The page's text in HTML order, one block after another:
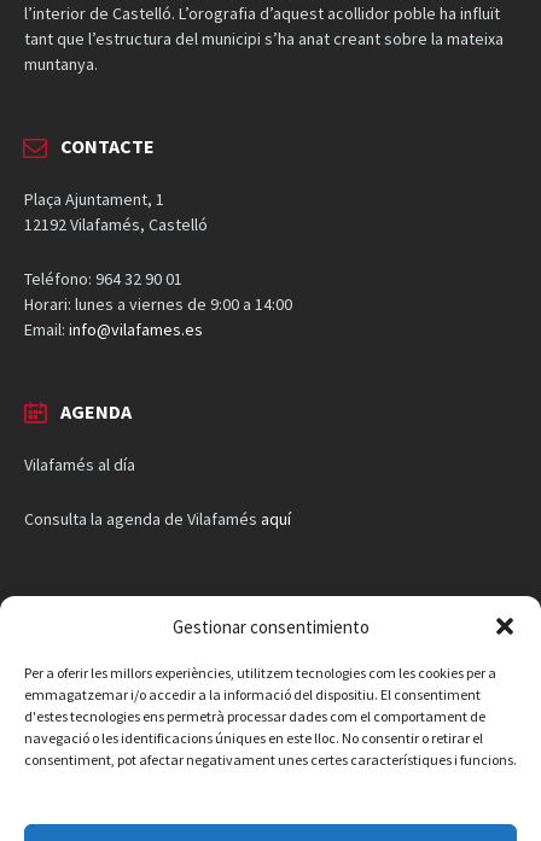
Gestionar consentimiento
Per a oferir les millors experiències, utilitzem tecnologies com les cookies per a
emmagatzemar i/o accedir a la informació del dispositiu. El consentiment
d'estes tecnologies ens permetrà processar dades com el comportament de
navegació o les identificacions úniques en este lloc. No consentir o retirar el
consentiment, pot afectar negativament unes certes característiques i funcions.
l’interior de Castelló. L’orografia d’aquest acollidor poble ha influït
tant que l’estructura del municipi s’ha anat creant sobre la mateixa
muntanya.
CONTACTE
Plaça Ajuntament, 1
12192 Vilafamés, Castelló
Teléfono: 964 32 90 01
Horari: lunes a viernes de 9:00 a 14:00
Email: info@vilafames.es
AGENDA
Vilafamés al día
Consulta la agenda de Vilafamés aquí